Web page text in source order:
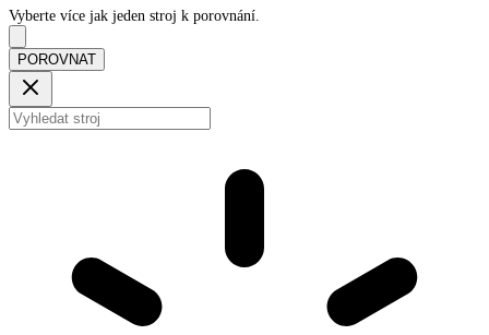
Vyberte více jak jeden stroj k porovnání.
POROVNAT